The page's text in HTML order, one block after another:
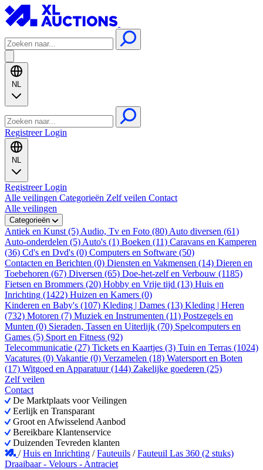
NL
RegistreerLogin
NL
RegistreerLogin
Alle veilingen Categorieën Zelf veilen Contact
Alle veilingen
Categorieën
Antiek en Kunst (5) Audio, Tv en Foto (80) Auto diversen (61)
Auto-onderdelen (5) Auto's (1) Boeken (11) Caravans en Kamperen
(36) Cd's en Dvd's (0) Computers en Software (50)
Contacten en Berichten (0) Diensten en Vakmensen (14) Dieren en
Toebehoren (67) Diversen (65) Doe-het-zelf en Verbouw (1185)
Fietsen en Brommers (20) Hobby en Vrije tijd (13) Huis en
Inrichting (1422) Huizen en Kamers (0)
Kinderen en Baby's (107) Kleding | Dames (13) Kleding | Heren
(732) Motoren (7) Muziek en Instrumenten (11) Postzegels en
Munten (0) Sieraden, Tassen en Uiterlijk (70) Spelcomputers en
Games (5) Sport en Fitness (92)
Telecommunicatie (27) Tickets en Kaartjes (3) Tuin en Terras (1024)
Vacatures (0) Vakantie (0) Verzamelen (18) Watersport en Boten
(17) Witgoed en Apparatuur (144) Zakelijke goederen (25)
Zelf veilen
Contact
De Marktplaats voor Veilingen
Eerlijk en Transparant
Groot en Afwisselend Aanbod
Bereikbare Klantenservice
Duizenden Tevreden klanten
/Huis en Inrichting /Fauteuils /Fauteuil Las 360 (2 stuks)
Draaibaar - Velours - Antraciet